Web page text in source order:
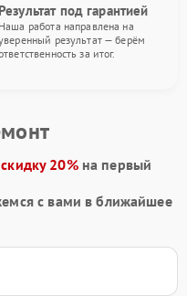
Результат под гарантией
Наша работа направлена на
результат — берём
за итог.
20%на первый
с вами в ближайшее